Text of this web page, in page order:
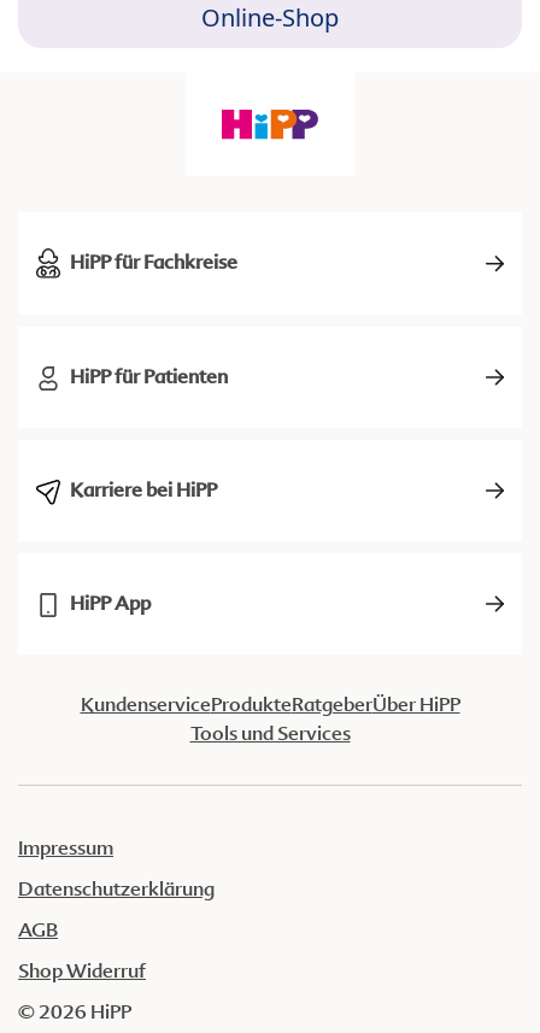
Online-Shop
HiPP für Fachkreise
HiPP für Patienten
Karriere bei HiPP
HiPP App
KundenserviceProdukteRatgeberÜber HiPP
Tools und Services
Impressum
Datenschutzerklärung
AGB
Shop Widerruf
© 2026 HiPP